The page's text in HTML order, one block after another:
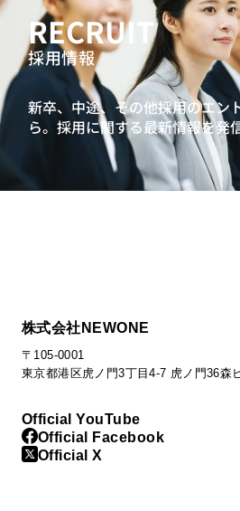
RECRUIT
採用情報
新卒、中途、その他採用のエン
ら。採用に関する最新情報を発
株式会社NEWONE
〒105-0001
東京都港区虎ノ門3丁目4-7 虎ノ門36森
Official YouTube
Official Facebook
Official X